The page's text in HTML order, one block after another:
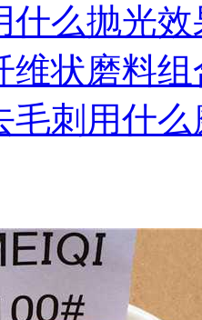
什么抛光
维状磨料
毛刺用什